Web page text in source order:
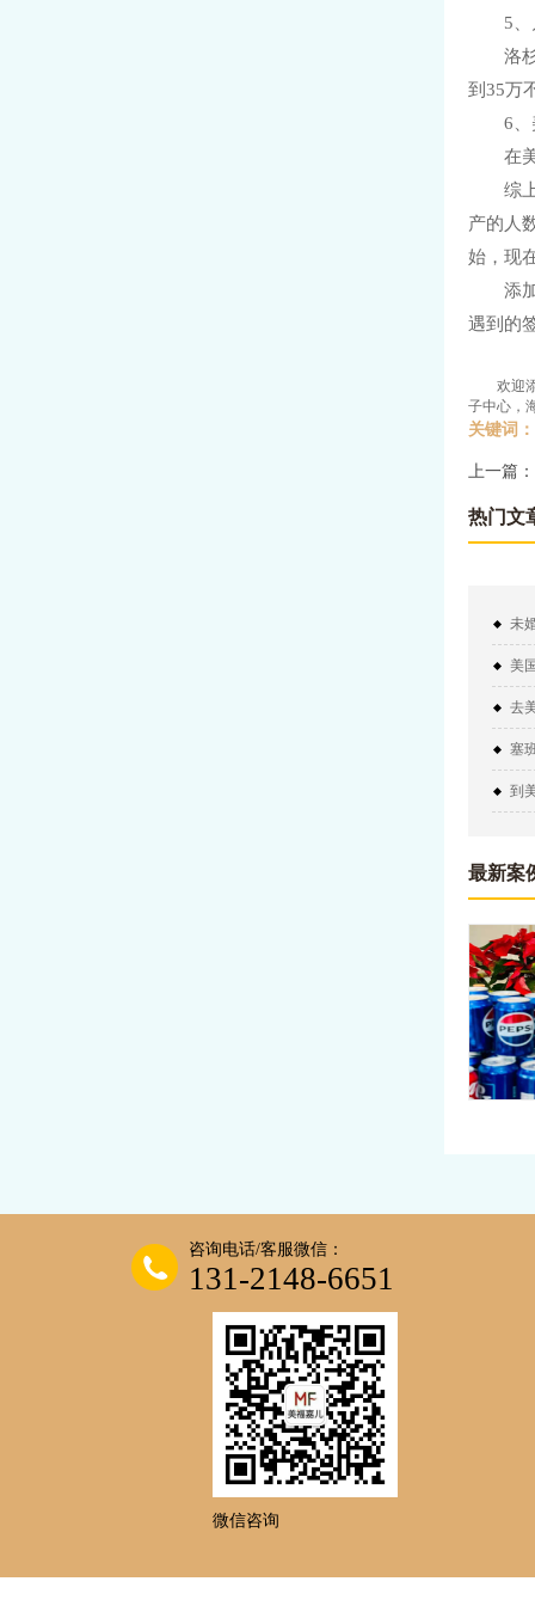
5
洛
到35万
6
在
综
产的人
始，现
添
遇到的
欢迎
子中心，
关键词：
上一篇：
热门文
未
明
美
去
塞
到
最新案
咨询电话/客服微信：
131-2148-6651
微信咨询